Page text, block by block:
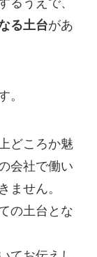
る土台があ
。
どころか魅
会社で働い
せん。
の土台とな